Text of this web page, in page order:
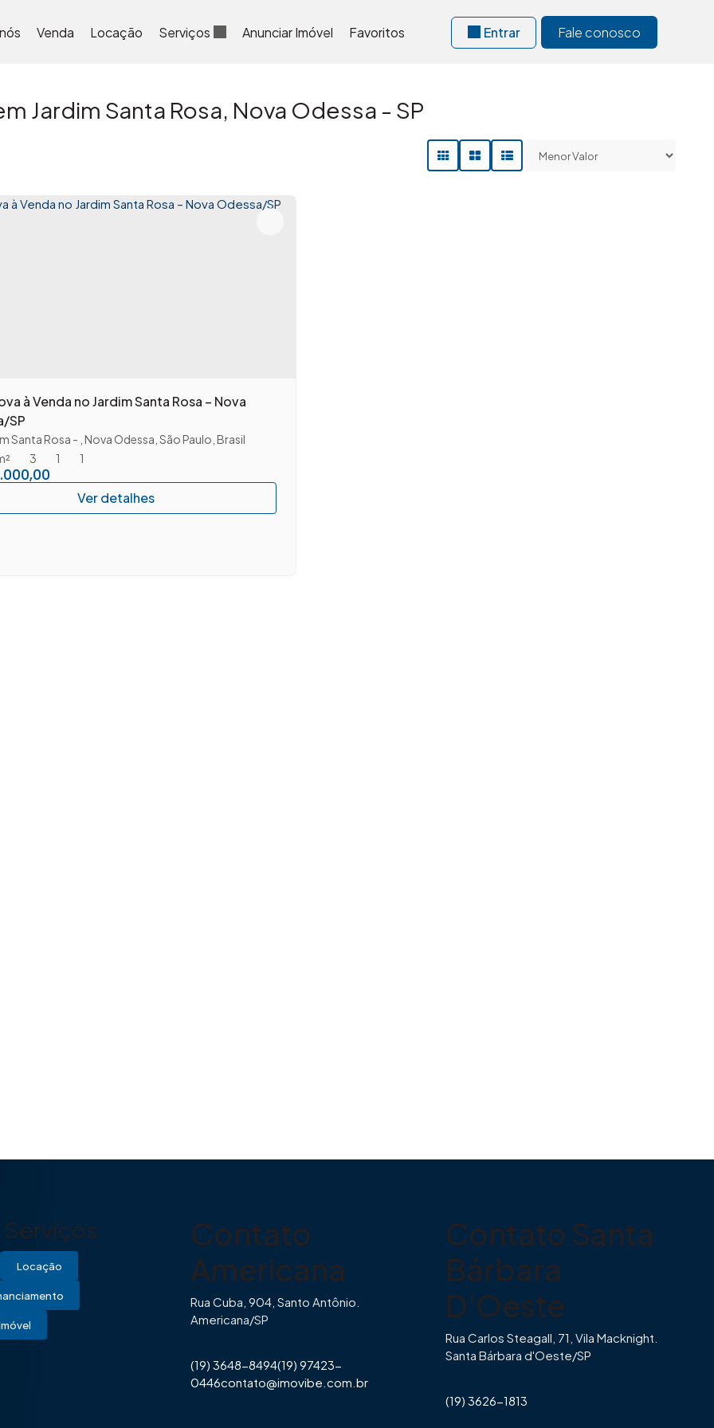
Fale conosco
Entrar
Favoritos
Anunciar Imóvel
Serviços
Locação
Venda
Jardim Santa Rosa, Nova Odessa - SP
à Venda no Jardim Santa Rosa – Nova
SP
Santa Rosa Nova Odessa São Paulo Brasil
3
1 1
Serviços
Locação
Contato
Americana
Rua Cuba, 904, Santo Antônio.
Americana/SP
(19) 3648-8494(19) 97423-
0446contato@imovibe.com.br
Contato Santa
Bárbara
D'Oeste
Rua Carlos Steagall, 71, Vila Macknight.
Santa Bárbara d'Oeste/SP
(19) 3626-1813